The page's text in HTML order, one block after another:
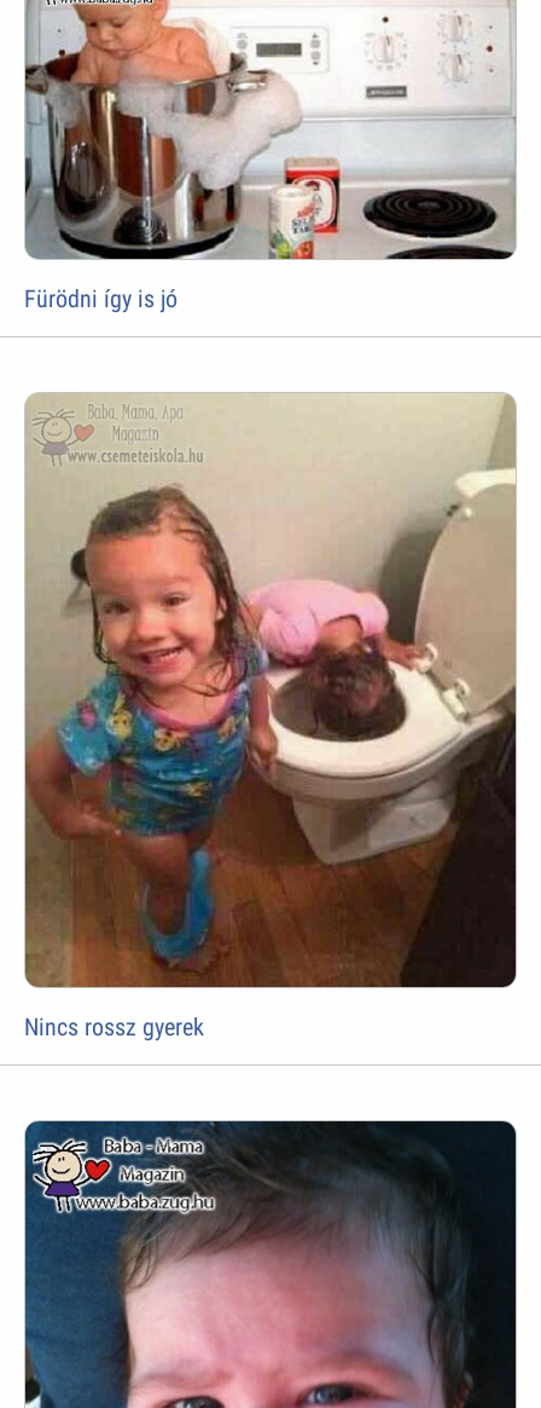
Fürödni így is jó
Nincs rossz gyerek